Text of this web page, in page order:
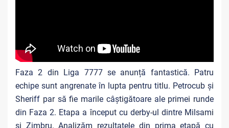
Faza 2 din Liga 7777 se anunță fantastică. Patru
echipe sunt angrenate în lupta pentru titlu. Petrocub și
Sheriff par să fie marile câștigătoare ale primei runde
din Faza 2. Etapa a început cu derby-ul dintre Milsami
și Zimbru. Analizăm rezultatele din prima etapă cu